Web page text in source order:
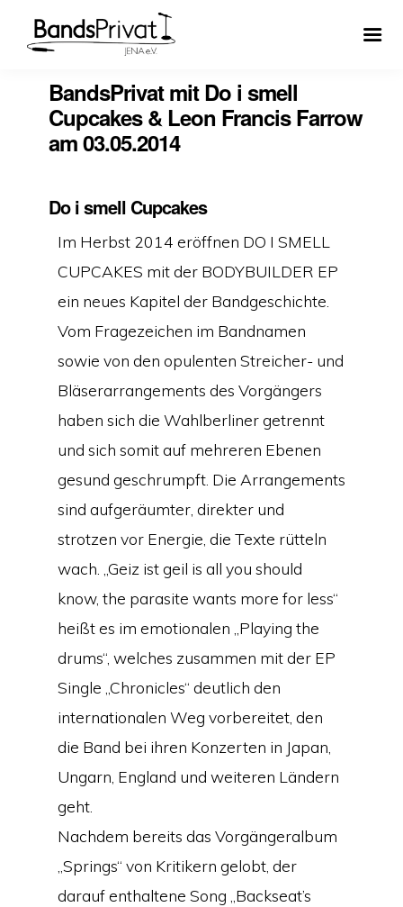
BandsPrivat mit Do i smell
Cupcakes & Leon Francis Farrow
am 03.05.2014
Do i smell Cupcakes
Im Herbst 2014 eröffnen DO I SMELL
CUPCAKES mit der BODYBUILDER EP
ein neues Kapitel der Bandgeschichte.
Vom Fragezeichen im Bandnamen
sowie von den opulenten Streicher- und
Bläserarrangements des Vorgängers
haben sich die Wahlberliner getrennt
und sich somit auf mehreren Ebenen
gesund geschrumpft. Die Arrangements
sind aufgeräumter, direkter und
strotzen vor Energie, die Texte rütteln
wach. „Geiz ist geil is all you should
know, the parasite wants more for less“
heißt es im emotionalen „Playing the
drums“, welches zusammen mit der EP
Single „Chronicles“ deutlich den
internationalen Weg vorbereitet, den
die Band bei ihren Konzerten in Japan,
Ungarn, England und weiteren Ländern
geht.
Nachdem bereits das Vorgängeralbum
„Springs“ von Kritikern gelobt, der
darauf enthaltene Song „Backseat’s